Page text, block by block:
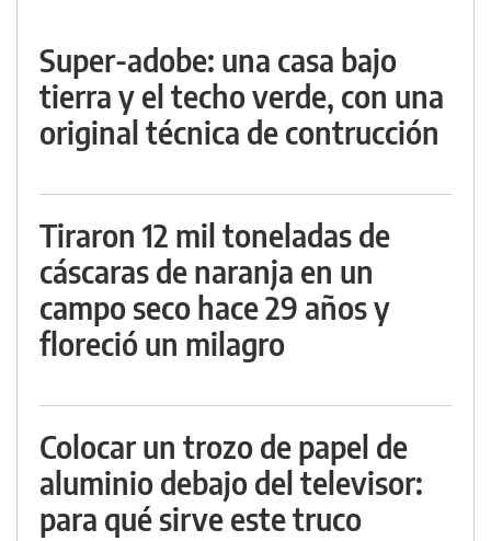
Super-adobe: una casa bajo
tierra y el techo verde, con una
original técnica de contrucción
Tiraron 12 mil toneladas de
cáscaras de naranja en un
campo seco hace 29 años y
floreció un milagro
Colocar un trozo de papel de
aluminio debajo del televisor:
para qué sirve este truco